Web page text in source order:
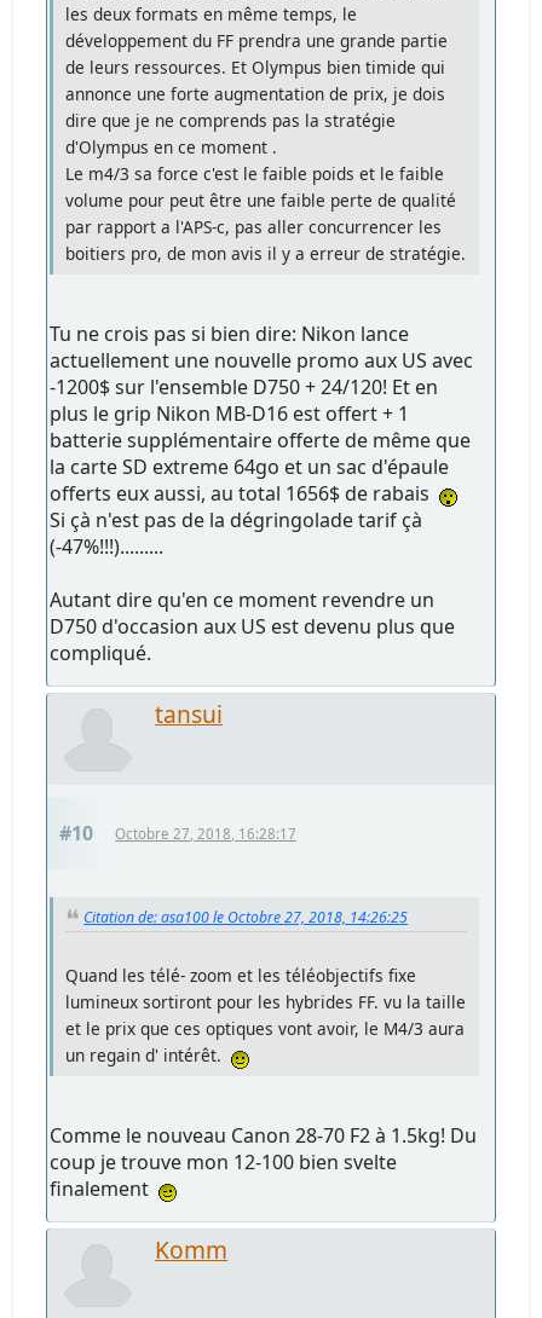
les deux formats en même temps, le
développement du FF prendra une grande partie
de leurs ressources. Et Olympus bien timide qui
annonce une forte augmentation de prix, je dois
dire que je ne comprends pas la stratégie
d'Olympus en ce moment .
Le m4/3 sa force c'est le faible poids et le faible
volume pour peut être une faible perte de qualité
par rapport a l'APS-c, pas aller concurrencer les
boitiers pro, de mon avis il y a erreur de stratégie.
Tu ne crois pas si bien dire: Nikon lance
actuellement une nouvelle promo aux US avec
-1200$ sur l'ensemble D750 + 24/120! Et en
plus le grip Nikon MB-D16 est offert + 1
batterie supplémentaire offerte de même que
la carte SD extreme 64go et un sac d'épaule
offerts eux aussi, au total 1656$ de rabais
Si çà n'est pas de la dégringolade tarif çà
(-47%!!!).........
Autant dire qu'en ce moment revendre un
D750 d'occasion aux US est devenu plus que
compliqué.
tansui
#10 Octobre 27, 2018, 16:28:17
Citation de: asa100 le Octobre 27, 2018, 14:26:25
Quand les télé- zoom et les téléobjectifs fixe
lumineux sortiront pour les hybrides FF. vu la taille
et le prix que ces optiques vont avoir, le M4/3 aura
un regain d' intérêt.
Comme le nouveau Canon 28-70 F2 à 1.5kg! Du
coup je trouve mon 12-100 bien svelte
finalement
Komm